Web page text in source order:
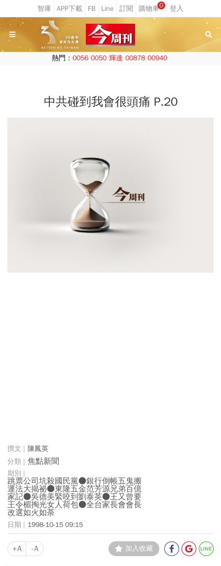
0
熱門： 0056 0050 輝達 00878 00940
中共碰到我會很頭痛 P.20
陳鳳英
焦點新聞
跳票公司坑殺國民黨●銀行倒帳五鬼搬
運法大揭祕●東隆五金范芳源兄弟百億
家記●吳德美緊咬到劉泰英●王又曾要
王令楣掏光女人荷包●全台家長會會長
改選如火如荼
1998-10-15 09:15
+A -A 加入收藏